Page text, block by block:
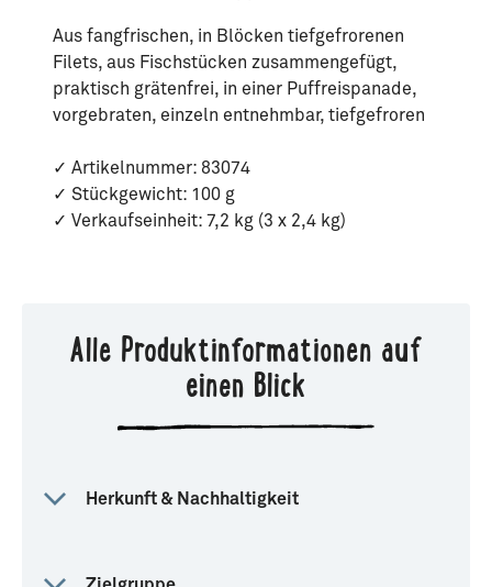
Aus fangfrischen, in Blöcken tiefgefrorenen
Filets, aus Fischstücken zusammengefügt,
praktisch grätenfrei, in einer Puffreispanade,
vorgebraten, einzeln entnehmbar, tiefgefroren
✓ Artikelnummer: 83074
✓ Stückgewicht: 100 g
✓ Verkaufseinheit: 7,2 kg (3 x 2,4 kg)
Alle Produktinformationen auf
einen Blick
Herkunft & Nachhaltigkeit